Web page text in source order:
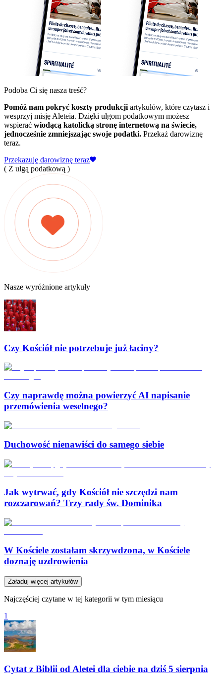
Podoba Ci się nasza treść?
Pomóż nam pokryć koszty produkcji artykułów, które czytasz i
wesprzyj misję Aleteia. Dzięki ulgom podatkowym możesz
wspierać wiodącą katolicką stronę internetową na świecie,
jednocześnie zmniejszając swoje podatki. Przekaż darowiznę
teraz.
Przekazuję darowiznę teraz
( Z ulgą podatkową )
Nasze wyróżnione artykuły
Czy Kościół nie potrzebuje już łaciny?
Czy naprawdę można powierzyć AI napisanie
przemówienia weselnego?
Duchowość nienawiści do samego siebie
Jak wytrwać, gdy Kościół nie szczędzi nam
rozczarowań? Trzy rady św. Dominika
W Kościele zostałam skrzywdzona, w Kościele
doznaję uzdrowienia
Załaduj więcej artykułów
Najczęściej czytane w tej kategorii w tym miesiącu
1
Cytat z Biblii od Aletei dla ciebie na dziś 5 sierpnia